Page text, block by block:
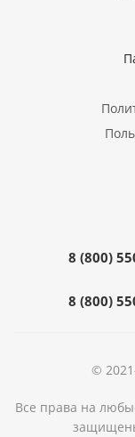
8 (800)
8 (800)
©
Все права на